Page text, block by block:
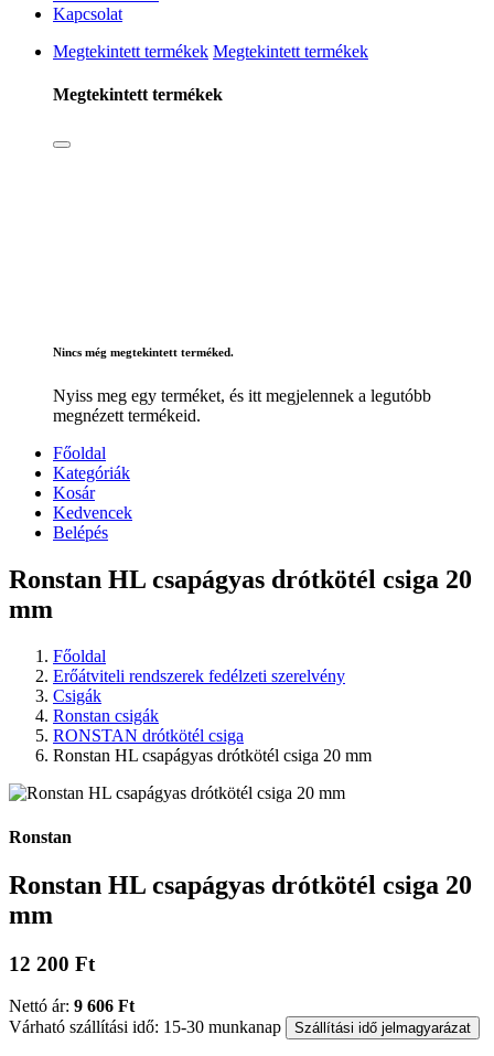
Kapcsolat
Megtekintett termékek Megtekintett termékek
Megtekintett termékek
Nincs még megtekintett terméked.
Nyiss meg egy terméket, és itt megjelennek a legutóbb
megnézett termékeid.
Főoldal
Kategóriák
Kosár
Kedvencek
Belépés
Ronstan HL csapágyas drótkötél csiga 20
mm
Főoldal
Erőátviteli rendszerek fedélzeti szerelvény
Csigák
Ronstan csigák
RONSTAN drótkötél csiga
Ronstan HL csapágyas drótkötél csiga 20 mm
Ronstan
Ronstan HL csapágyas drótkötél csiga 20
mm
12 200 Ft
Nettó ár: 9 606 Ft
Várható szállítási idő: 15-30 munkanap
Szállítási idő jelmagyarázat